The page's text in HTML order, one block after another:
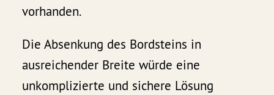
vorhanden.
Die Absenkung des Bordsteins in
ausreichender Breite würde eine
unkomplizierte und sichere Lösung